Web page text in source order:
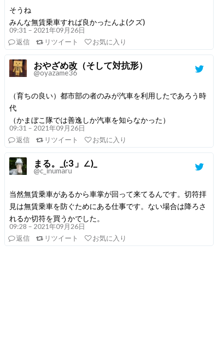
そうね
みんな無賃乗車すれば良かったんよ(クズ)
09:31 – 2021年09月26日
返信
リツイート お気に入り
おやざめ改（そして対抗形）
@oyazame36
（育ちの良い）都市部の者のみが汽車を利用したであろう時
代
（かまぼこ隊では善逸しか汽車を知らなかった）
09:31 – 2021年09月26日
返信
リツイート お気に入り
まる。_(:3 」∠)_
@c_inumaru
当然無賃乗車があるから車掌が回って来てるんです。切符拝
見は無賃乗車を防ぐためにある仕事です。ない場合は降ろさ
れるか切符を買うかでした。
09:28 – 2021年09月26日
返信
リツイート お気に入り